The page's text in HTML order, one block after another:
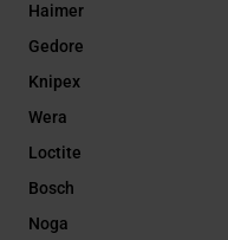
Haimer
Gedore
Knipex
Wera
Loctite
Bosch
Noga